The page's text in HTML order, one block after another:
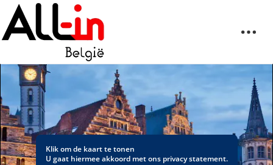
Klik om de kaart te tonen
U gaat hiermee akkoord met ons privacy statement.